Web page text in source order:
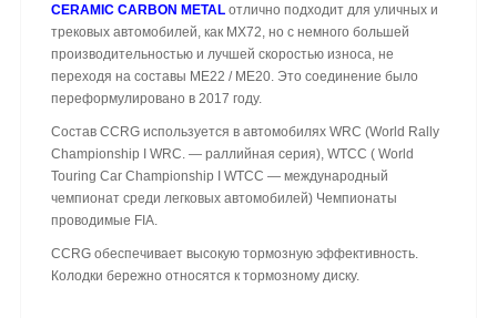
CERAMIC CARBON METAL отлично подходит для уличных и
трековых автомобилей, как MX72, но с немного большей
производительностью и лучшей скоростью износа, не
переходя на составы ME22 / ME20. Это соединение было
переформулировано в 2017 году.
Состав CCRG используется в автомобилях WRC (World Rally
Championship I WRC. — раллийная серия), WTCC ( World
Touring Car Championship I WTCC — международный
чемпионат среди легковых автомобилей) Чемпионаты
проводимые FIA.
CCRG обеспечивает высокую тормозную эффективность.
Колодки бережно относятся к тормозному диску.